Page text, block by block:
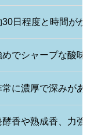
30日程度と時間がか
めでシャープな酸味
常に濃厚で深みがあ
酵香や熟成香、力強